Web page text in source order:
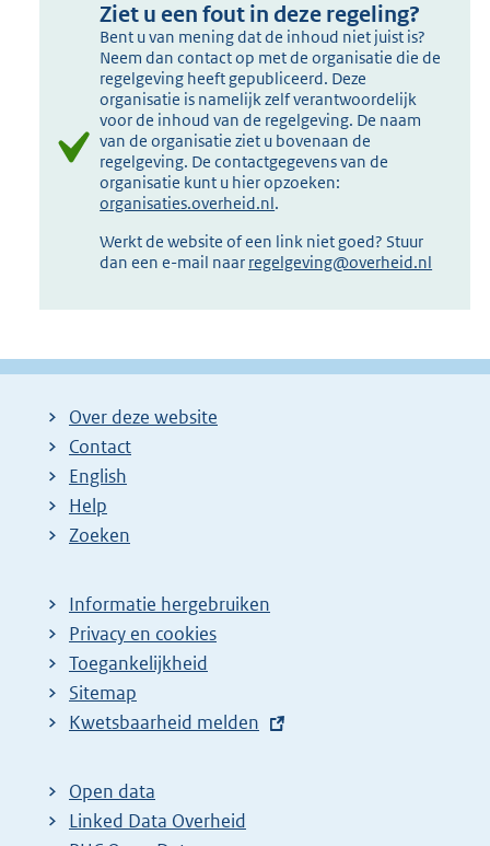
Ziet u een fout in deze regeling?
Bent u van mening dat de inhoud niet juist is?
Neem dan contact op met de organisatie die de
regelgeving heeft gepubliceerd. Deze
organisatie is namelijk zelf verantwoordelijk
voor de inhoud van de regelgeving. De naam
van de organisatie ziet u bovenaan de
regelgeving. De contactgegevens van de
organisatie kunt u hier opzoeken:
organisaties.overheid.nl.
Werkt de website of een link niet goed? Stuur
dan een e-mail naar regelgeving@overheid.nl
Over deze website
Contact
English
Help
Zoeken
Informatie hergebruiken
Privacy en cookies
Toegankelijkheid
Sitemap
E
t
e
r
Kwetsbaarheid melden
Open data
Linked Data Overheid